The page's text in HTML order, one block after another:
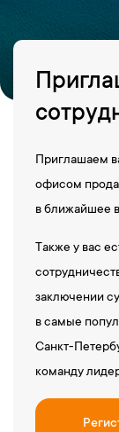
Приглашаем
офисом
в ближайшее
Также у вас
заключении
в самые
Санкт-
команду